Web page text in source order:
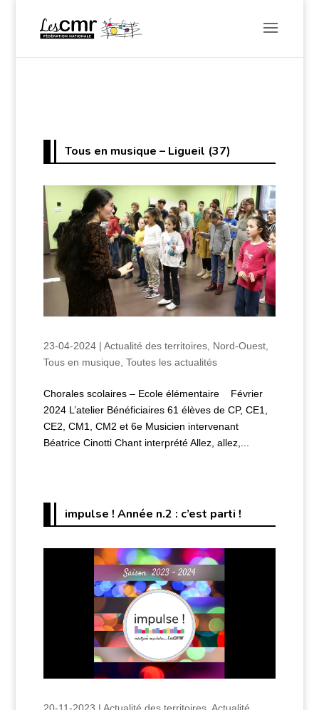
Tous en musique – Ligueil (37)
23-04-2024| Actualité des territoires, Nord-Ouest,
Tous en musique Toutes les actualités
Chorales scolaires – Ecole élémentaire Février
2024 L’atelier Bénéficiaires 61 élèves de CP, CE1,
CE2, CM1, CM2 et 6e Musicien intervenant
Béatrice Cinotti Chant interprété Allez, allez,...
impulse ! Année n.2 : c’est parti !